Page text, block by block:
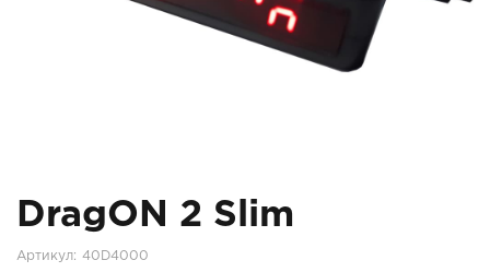
DragON 2 Slim
Артикул: 40D4000